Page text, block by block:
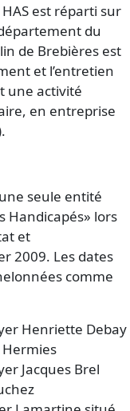
est réparti sur
du
de Brebières est
et l’entretien
une activité
en entreprise
seule entité
Handicapés» lors
et
2009. Les dates
comme
Henriette Debay
Jacques Brel